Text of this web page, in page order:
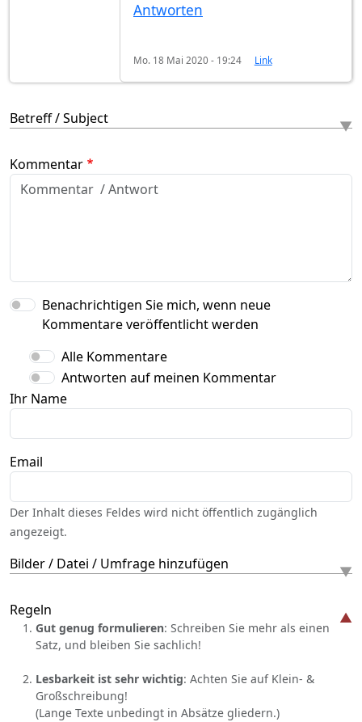
Antworten
Mo. 18 Mai 2020 - 19:24 Link
Betreff / Subject
Kommentar
Benachrichtigen Sie mich, wenn neue
Kommentare veröffentlicht werden
Alle Kommentare
Antworten auf meinen Kommentar
Ihr Name
Email
Der Inhalt dieses Feldes wird nicht öffentlich zugänglich
angezeigt.
Bilder / Datei / Umfrage hinzufügen
Regeln
Gut genug formulieren: Schreiben Sie mehr als einen
Satz, und bleiben Sie sachlich!
Lesbarkeit ist sehr wichtig: Achten Sie auf Klein- &
Großschreibung!
(Lange Texte unbedingt in Absätze gliedern.)